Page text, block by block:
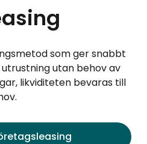
som ger snabbt
utan behov av
likviditeten bevaras till